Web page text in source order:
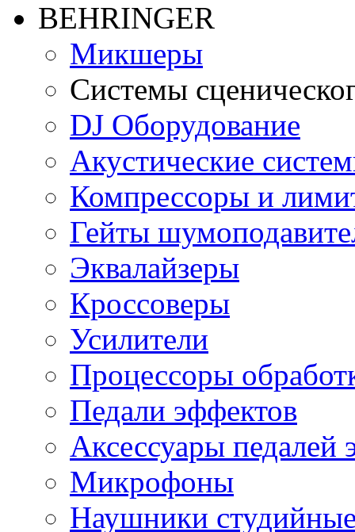
BEHRINGER
Микшеры
Системы
DJ Оборудование
Акустические
Компрессоры и
Гейты
Эквалайзеры
Кроссоверы
Усилители
Процессоры
Педали эффектов
Аксессуары педалей
Микрофоны
Наушники